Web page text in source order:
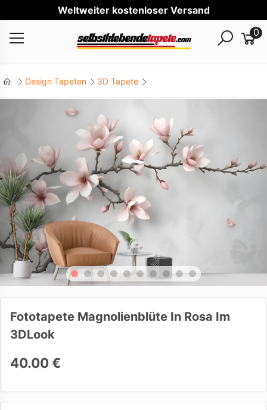
Wel
0
Design Tapeten 3D Tapete
Fototapete Magnolienblüte In Rosa Im
3DLook
40.00 €